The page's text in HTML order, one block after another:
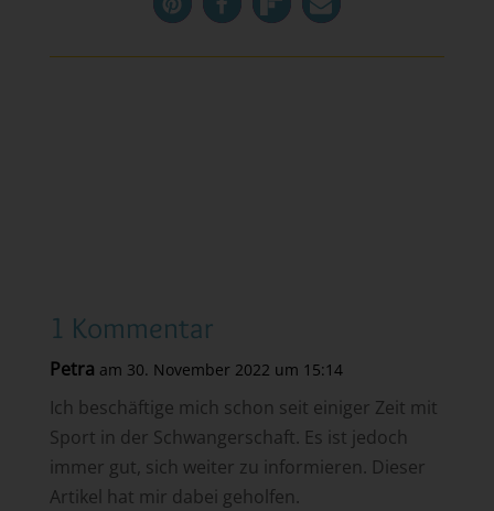
1 Kommentar
Petra am 30. November 2022 um 15:14
Ich beschäftige mich schon seit einiger Zeit mit
Sport in der Schwangerschaft. Es ist jedoch
immer gut, sich weiter zu informieren. Dieser
Artikel hat mir dabei geholfen.